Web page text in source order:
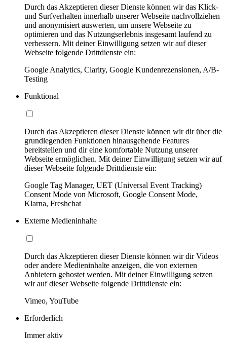
Durch das Akzeptieren dieser Dienste können wir das Klick-
und Surfverhalten innerhalb unserer Webseite nachvollziehen
und anonymisiert auswerten, um unsere Webseite zu
optimieren und das Nutzungserlebnis insgesamt laufend zu
verbessern. Mit deiner Einwilligung setzen wir auf dieser
Webseite folgende Drittdienste ein:
Google Analytics, Clarity, Google Kundenrezensionen, A/B-
Testing
Funktional
Durch das Akzeptieren dieser Dienste können wir dir über die
grundlegenden Funktionen hinausgehende Features
bereitstellen und dir eine komfortable Nutzung unserer
Webseite ermöglichen. Mit deiner Einwilligung setzen wir auf
dieser Webseite folgende Drittdienste ein:
Google Tag Manager, UET (Universal Event Tracking)
Consent Mode von Microsoft, Google Consent Mode,
Klarna, Freshchat
Externe Medieninhalte
Durch das Akzeptieren dieser Dienste können wir dir Videos
oder andere Medieninhalte anzeigen, die von externen
Anbietern gehostet werden. Mit deiner Einwilligung setzen
wir auf dieser Webseite folgende Drittdienste ein:
Vimeo, YouTube
Erforderlich
Immer aktiv